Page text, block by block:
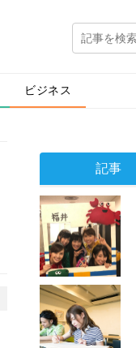
ビジネス
記事